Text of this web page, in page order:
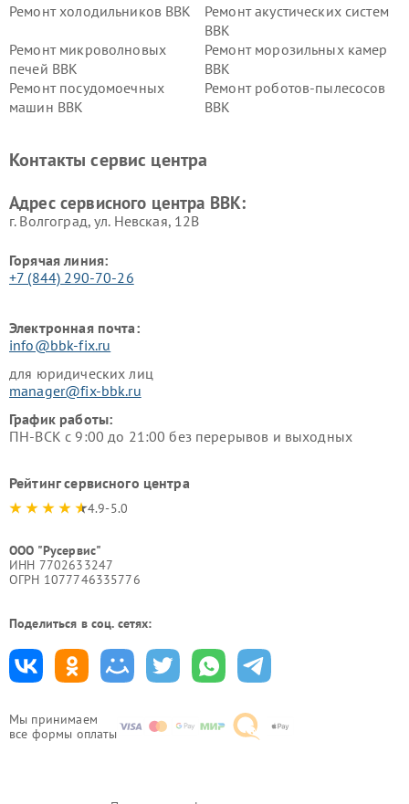
Мы принимаем
все формы оплаты
Ремонт холодильников BBK
Ремонт акустических систем
BBK
Ремонт микроволновых
печей BBK
Ремонт морозильных камер
BBK
Ремонт посудомоечных
машин BBK
Ремонт роботов-пылесосов
BBK
Ремонт винных шкафов BBK
Контакты сервис центра
Адрес сервисного центра BBK:
г. Волгоград, ул. Невская, 12В
Горячая линия:
+7 (844) 290-70-26
Электронная почта:
info@bbk-fix.ru
для юридических лиц
manager@fix-bbk.ru
График работы:
ПН-ВСК с 9:00 до 21:00 без перерывов и выходных
Рейтинг сервисного центра
4.9-5.0
ООО "Русервис"
ИНН 7702633247
ОГРН 1077746335776
Поделиться в соц. сетях: